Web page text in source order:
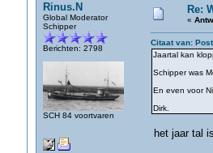
Rinus.N
Global Moderator
Schipper
Berichten: 2798
SCH 84 voortvaren
Re:
«
Citaat van:
Jaartal kan
Schipper was
En even voor
Dirk.
het jaar tal